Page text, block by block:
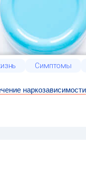
Симптомы
наркозависимости